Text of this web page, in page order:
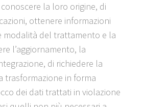
la loro origine, di
ottenere informazioni
modalità del trattamento e la
l’aggiornamento, la
di richiedere la
trasformazione in forma
dei dati trattati in violazione